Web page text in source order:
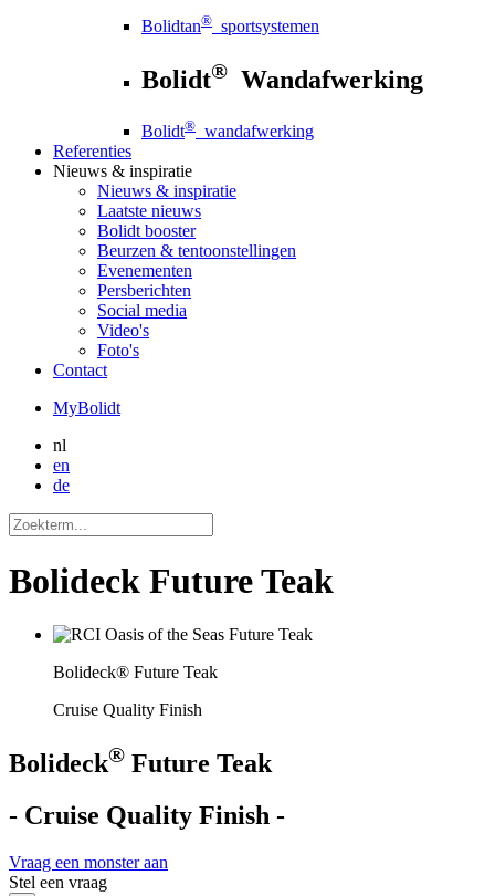
Bolidtan® sportsystemen
Bolidt® Wandafwerking
Bolidt® wandafwerking
Referenties
Nieuws & inspiratie
Nieuws & inspiratie
Laatste nieuws
Bolidt booster
Beurzen & tentoonstellingen
Evenementen
Persberichten
Social media
Video's
Foto's
Contact
MyBolidt
nl
en
de
Bolideck Future Teak
Bolideck® Future Teak
Cruise Quality Finish
Bolideck® Future Teak
- Cruise Quality Finish -
Vraag een monster aan
Stel een vraag